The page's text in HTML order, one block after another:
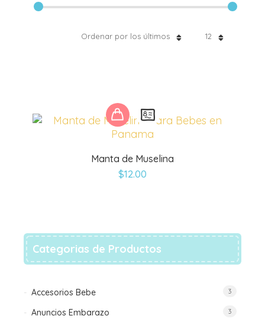
12
Ordenar por los últimos
Manta de Muselina
$12.00
Este
producto
tiene
variantes.
Las
elegir
en
la
Categorias de Productos
Accesorios Bebe 3
Anuncios Embarazo 3